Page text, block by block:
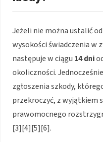
Jeżeli nie można ustalić
wysokości świadczenia w
następuje w ciągu 14 dni
okoliczności.
zgłoszenia szkody,
przekroczyć, z wyjątkiem
prawomocnego
[3][4][5][6].